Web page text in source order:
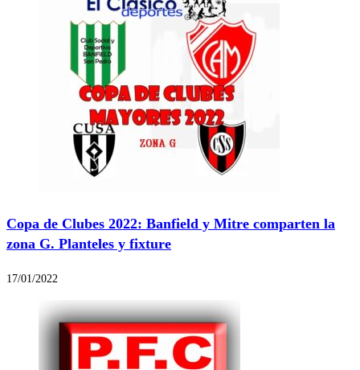
Copa de Clubes 2022: Banfield y Mitre comparten la
zona G. Planteles y fixture
17/01/2022